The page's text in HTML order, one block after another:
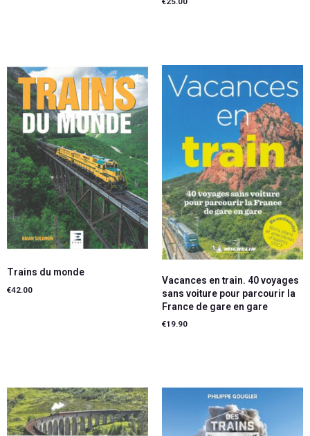
Trains du monde
€42.00
Vacances en train. 40 voyages
sans voiture pour parcourir la
France de gare en gare
€19.90